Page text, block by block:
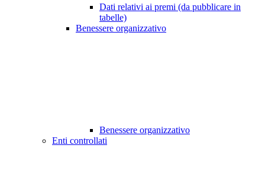
Dati relativi ai premi (da pubblicare in
tabelle)
Benessere organizzativo
Benessere organizzativo
Enti controllati